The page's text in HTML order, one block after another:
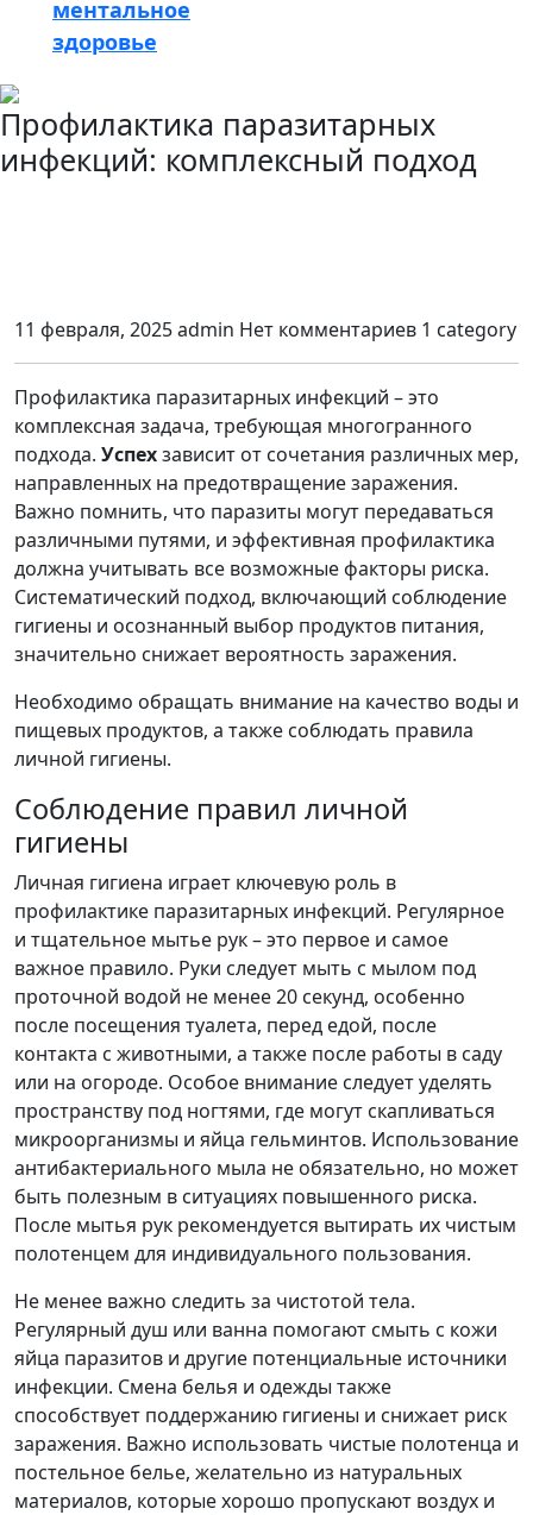
ментальное
здоровье
Кнопка
Закрыть
Профилактика паразитарных
инфекций: комплексный подход
11 февраля, 2025admin Нет комментариев 1 category
Профилактика паразитарных инфекций – это
комплексная задача, требующая многогранного
подхода. Успехзависит от сочетания различных мер,
направленных на предотвращение заражения.
Важно помнить, что паразиты могут передаваться
различными путями, и эффективная профилактика
должна учитывать все возможные факторы риска.
Систематический подход, включающий соблюдение
гигиены и осознанный выбор продуктов питания,
значительно снижает вероятность заражения.
Необходимо обращать внимание на качество воды и
пищевых продуктов, а также соблюдать правила
личной гигиены.
Соблюдение правил личной
гигиены
Личная гигиена играет ключевую роль в
профилактике паразитарных инфекций. Регулярное
и тщательное мытье рук – это первое и самое
важное правило. Руки следует мыть с мылом под
проточной водой не менее 20 секунд, особенно
после посещения туалета, перед едой, после
контакта с животными, а также после работы в саду
или на огороде. Особое внимание следует уделять
пространству под ногтями, где могут скапливаться
микроорганизмы и яйца гельминтов. Использование
антибактериального мыла не обязательно, но может
быть полезным в ситуациях повышенного риска.
После мытья рук рекомендуется вытирать их чистым
полотенцем для индивидуального пользования.
Не менее важно следить за чистотой тела.
Регулярный душ или ванна помогают смыть с кожи
яйца паразитов и другие потенциальные источники
инфекции. Смена белья и одежды также
способствует поддержанию гигиены и снижает риск
заражения. Важно использовать чистые полотенца и
постельное белье, желательно из натуральных
материалов, которые хорошо пропускают воздух и